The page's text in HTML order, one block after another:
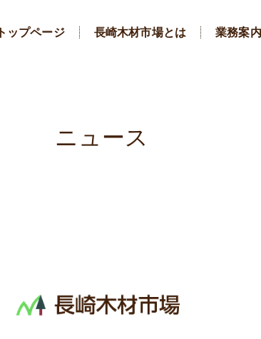
トップページ 長崎木材市場とは 業務案内
ニュース